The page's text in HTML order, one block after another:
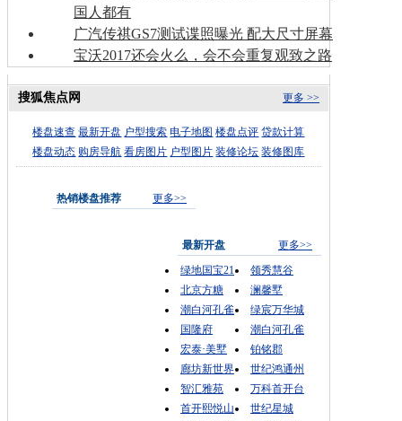
国人都有
广汽传祺GS7测试谍照曝光 配大尺寸屏幕
宝沃2017还会火么，会不会重复观致之路
更多 >>
搜狐焦点网
楼盘速查 最新开盘 户型搜索 电子地图 楼盘点评 贷款计算
楼盘动态 购房导航 看房图片 户型图片 装修论坛 装修图库
热销楼盘推荐 更多>>
最新开盘
更多>>
绿地国宝21
领秀慧谷
北京方糖
澜馨墅
潮白河孔雀
绿宸万华城
国隆府
潮白河孔雀
宏泰·美墅
铂铭郡
廊坊新世界
世纪鸿通州
智汇雅苑
万科首开台
首开熙悦山
世纪星城